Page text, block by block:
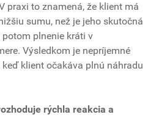
praxi to znamená, že klient má
sumu, než je jeho skutočná
plnenie kráti v
Výsledkom je nepríjemné
klient očakáva plnú náhradu
rýchla reakcia a